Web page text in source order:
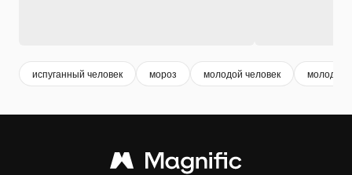
испуганный человек мороз молодой человек молодой